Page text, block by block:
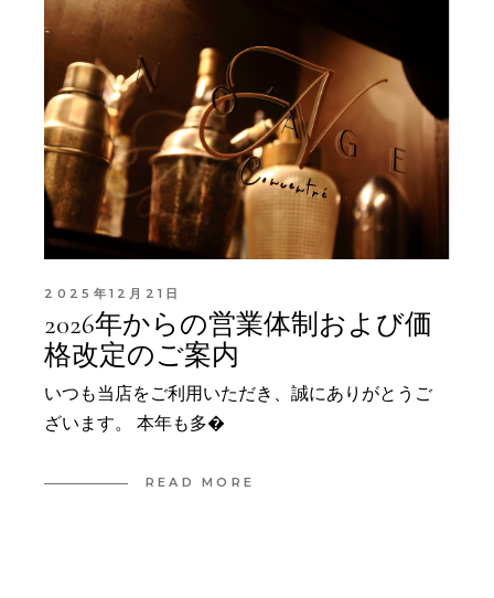
2025年12月21日
2026年からの営業体制および価
格改定のご案内
いつも当店をご利用いただき、誠にありがとうご
ざいます。 本年も多�
READ MORE